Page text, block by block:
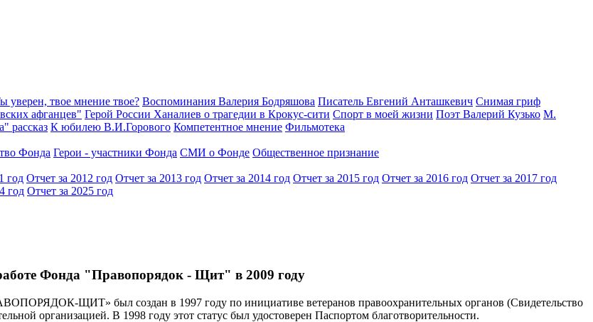
уверен, твое мнение твое? Воспоминания Валерия Бодряшова Писатель Евгений Анташкевич Снимая гриф
афганцев" Герой России Ханалиев о трагедии в Крокус-сити Спорт в моей жизни Поэт Валерий Кузько М.
рассказ К юбилею В.И.Горового Компетентное мнение Фильмотека
Фонда Герои - участники Фонда СМИ о Фонде Общественное признание
год Отчет за 2012 год Отчет за 2013 год Отчет за 2014 год Отчет за 2015 год Отчет за 2016 год Отчет за 2017 год
год Отчет за 2025 год
Фонда "Правопорядок - Щит" в 2009 году
ЩИТ» был создан в 1997 году по инициативе ветеранов правоохранительных органов (Свидетельство
организацией. В 1998 году этот статус был удостоверен Паспортом благотворительности.